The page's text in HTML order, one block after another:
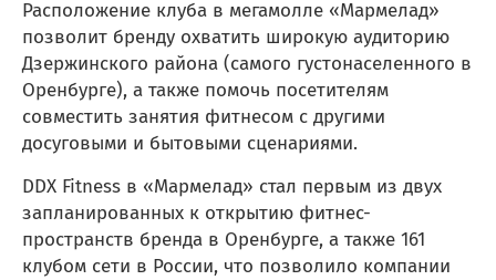
Расположение клуба в мегамолле «Мармелад»
позволит бренду охватить широкую аудиторию
Дзержинского района (самого густонаселенного в
Оренбурге), а также помочь посетителям
совместить занятия фитнесом с другими
досуговыми и бытовыми сценариями.
DDX Fitness в «Мармелад» стал первым из двух
запланированных к открытию фитнес-
пространств бренда в Оренбурге, а также 161
клубом сети в России, что позволило компании